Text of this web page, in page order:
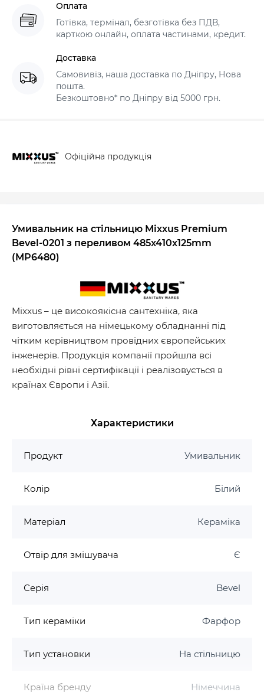
Оплата
Готівка, термінал, безготівка без ПДВ,
карткою онлайн, оплата частинами, кредит.
Доставка
Самовивіз, наша доставка по Дніпру, Нова
пошта.
Безкоштовно* по Дніпру від 5000 грн.
Офіційна продукція
Умивальник на стільницю Mixxus Premium
Bevel-0201 з переливом 485x410x125mm
(MP6480)
Mixxus – це високоякісна сантехніка, яка
виготовляється на німецькому обладнанні під
чітким керівництвом провідних європейських
інженерів. Продукція компанії пройшла всі
необхідні рівні сертифікації і реалізовується в
країнах Європи і Азії.
Характеристики
Продукт Умивальник
Колір Білий
Матеріал Кераміка
Отвір для змішувача Є
Серія Bevel
Тип кераміки Фарфор
Тип установки На стільницю
Країна бренду Німеччина